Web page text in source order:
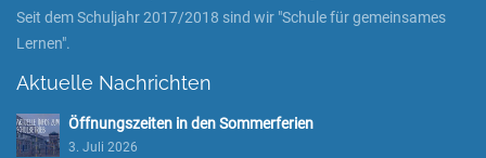
Seit dem Schuljahr 2017/2018 sind wir "Schule für gemeinsames
Lernen".
Aktuelle Nachrichten
Öffnungszeiten in den Sommerferien
3. Juli 2026